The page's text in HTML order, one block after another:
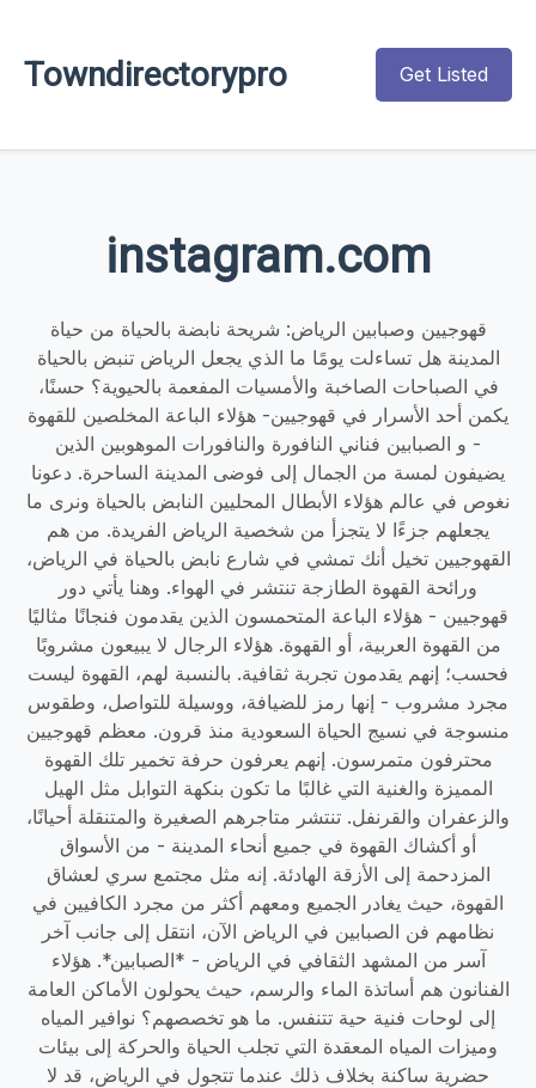
Towndirectorypro Get Listed
instagram.com
قهوجيين وصبابين الرياض: شريحة نابضة بالحياة من حياة
المدينة هل تساءلت يومًا ما الذي يجعل الرياض تنبض بالحياة
في الصباحات الصاخبة والأمسيات المفعمة بالحيوية؟ حسنًا،
يكمن أحد الأسرار في قهوجيين- هؤلاء الباعة المخلصين للقهوة
- و الصبابين فناني النافورة والنافورات الموهوبين الذين
يضيفون لمسة من الجمال إلى فوضى المدينة الساحرة. دعونا
نغوص في عالم هؤلاء الأبطال المحليين النابض بالحياة ونرى ما
يجعلهم جزءًا لا يتجزأ من شخصية الرياض الفريدة. من هم
القهوجيين تخيل أنك تمشي في شارع نابض بالحياة في الرياض،
ورائحة القهوة الطازجة تنتشر في الهواء. وهنا يأتي دور
قهوجيين - هؤلاء الباعة المتحمسون الذين يقدمون فنجانًا مثاليًا
من القهوة العربية، أو القهوة. هؤلاء الرجال لا يبيعون مشروبًا
فحسب؛ إنهم يقدمون تجربة ثقافية. بالنسبة لهم، القهوة ليست
مجرد مشروب - إنها رمز للضيافة، ووسيلة للتواصل، وطقوس
منسوجة في نسيج الحياة السعودية منذ قرون. معظم قهوجيين
محترفون متمرسون. إنهم يعرفون حرفة تخمير تلك القهوة
المميزة والغنية التي غالبًا ما تكون بنكهة التوابل مثل الهيل
والزعفران والقرنفل. تنتشر متاجرهم الصغيرة والمتنقلة أحيانًا،
أو أكشاك القهوة في جميع أنحاء المدينة - من الأسواق
المزدحمة إلى الأزقة الهادئة. إنه مثل مجتمع سري لعشاق
القهوة، حيث يغادر الجميع ومعهم أكثر من مجرد الكافيين في
نظامهم فن الصبابين في الرياض الآن، انتقل إلى جانب آخر
آسر من المشهد الثقافي في الرياض - *الصبابين*. هؤلاء
الفنانون هم أساتذة الماء والرسم، حيث يحولون الأماكن العامة
إلى لوحات فنية حية تتنفس. ما هو تخصصهم؟ نوافير المياه
وميزات المياه المعقدة التي تجلب الحياة والحركة إلى بيئات
حضرية ساكنة بخلاف ذلك عندما تتجول في الرياض، قد لا